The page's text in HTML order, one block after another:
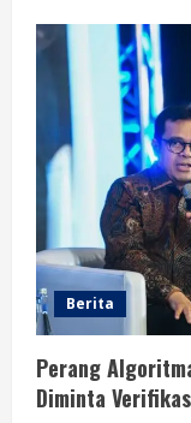
Berita
Perang
Diminta